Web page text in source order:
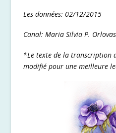
Les données: 02/12/2015
Canal: Maria Silvia P. Orlovas
*Le texte de la transcription
modifié pour une meilleure